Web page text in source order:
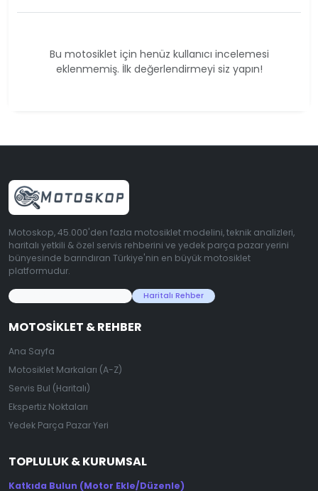
Bu motosiklet için henüz kullanıcı incelemesi
eklenmemiş. İlk değerlendirmeyi siz yapın!
Motoskop, 45.000'den fazla motosiklet modelini, teknik analizleri,
haritalı yetkili & özel servis rehberini ve yedek parça pazar yerini
bünyesinde barındıran Türkiye'nin en büyük motosiklet
platformudur.
Haritalı Rehber
MOTOSIKLET & REHBER
Ana Sayfa
Motosiklet Markaları (A-Z)
Servis Bul (Haritalı)
Ekspertiz Noktaları
Yedek Parça Pazar Yeri
TOPLULUK & KURUMSAL
Katkıda Bulun (Motor Ekle/Düzenle)